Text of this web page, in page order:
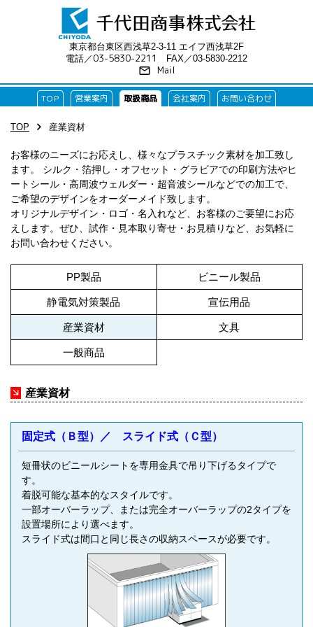
東京都台東区西浅草2-3-11 エイフ西浅草2F
電話／ 03-5830-2211 FAX／03-5830-2212
mail_outline Mail
TOP 営業案内 取扱商品 会社案内 お問い合わせ
TOP chevron_right 産業資材
お客様のニーズにお応えし、様々なプラスチック素材を加工致し
ます。 シルク・箔押し・オフセット・グラビアでの印刷方法やヒ
ートシール・高周波ウェルダー・超音波シールなどでの加工で、
ご希望のデザインをオーダーメイド致します。
オリジナルデザイン・ロゴ・名入れなど、お客様のご要望にお応
えします。ぜひ、試作・見本取り寄せ・お見積りなど、お気軽に
お問い合わせください。
PP製品 ビニール製品
静電気対策製品 宣伝用品
産業資材 文具
一般商品
arrow_forward 産業資材
固定式（Ｂ型）／ スライド式（Ｃ型）
短冊状のビニールシートを専用金具で吊り下げるタイプで
す。
着脱可能な基本的なスタイルです。
一部オーバーラップ、または完全オーバーラップの2タイプを
設置場所により選べます。
スライド式は間口と同じ長さの収納スペースが必要です。